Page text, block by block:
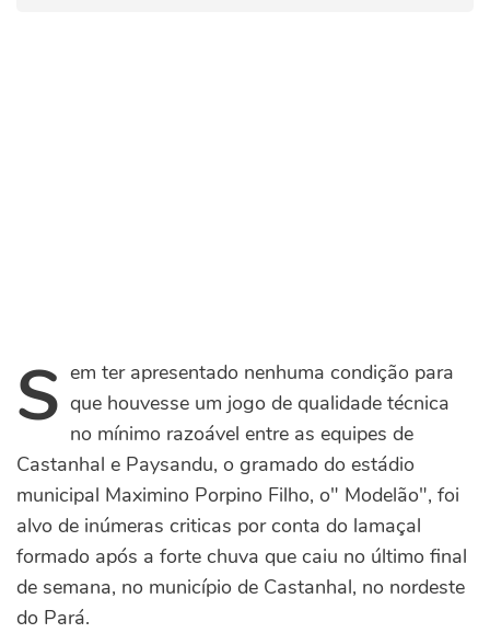
Sem ter apresentado nenhuma condição para
que houvesse um jogo de qualidade técnica
no mínimo razoável entre as equipes de
Castanhal e Paysandu, o gramado do estádio
municipal Maximino Porpino Filho, o" Modelão", foi
alvo de inúmeras criticas por conta do lamaçal
formado após a forte chuva que caiu no último final
de semana, no município de Castanhal, no nordeste
do Pará.